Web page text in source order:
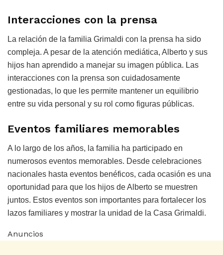
Interacciones con la prensa
La relación de la familia Grimaldi con la prensa ha sido
compleja. A pesar de la atención mediática, Alberto y sus
hijos han aprendido a manejar su imagen pública. Las
interacciones con la prensa son cuidadosamente
gestionadas, lo que les permite mantener un equilibrio
entre su vida personal y su rol como figuras públicas.
Eventos familiares memorables
A lo largo de los años, la familia ha participado en
numerosos eventos memorables. Desde celebraciones
nacionales hasta eventos benéficos, cada ocasión es una
oportunidad para que los hijos de Alberto se muestren
juntos. Estos eventos son importantes para fortalecer los
lazos familiares y mostrar la unidad de la Casa Grimaldi.
Anuncios